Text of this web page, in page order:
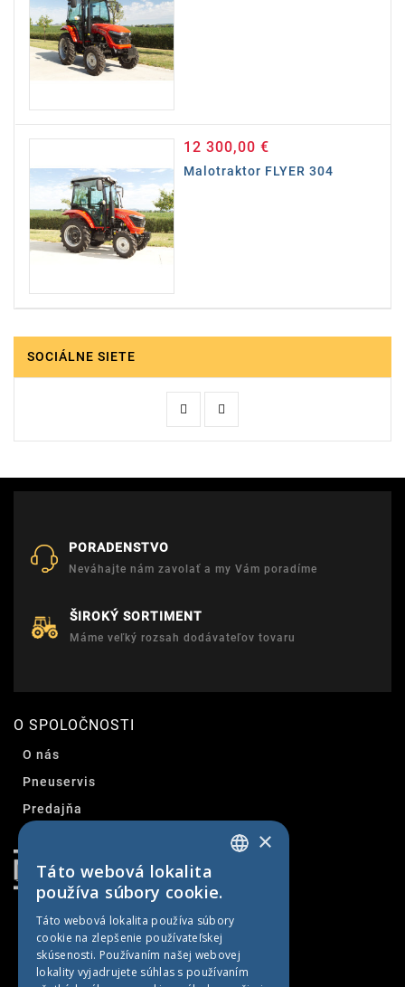
12 300,00 €Cena
Malotraktor FLYER 304
SOCIÁLNE SIETE
PORADENSTVO
Neváhajte nám zavolať a my Vám poradíme
ŠIROKÝ SORTIMENT
Máme veľký rozsah dodávateľov tovaru
O SPOLOČNOSTI
O nás
Pneuservis
Predajňa
SLOVAK
GERMAN
HUNGARIAN
×
Táto webová lokalita
používa súbory cookie.
Táto webová lokalita používa súbory
cookie na zlepšenie používateľskej
skúsenosti. Používaním našej webovej
lokality vyjadrujete súhlas s používaním